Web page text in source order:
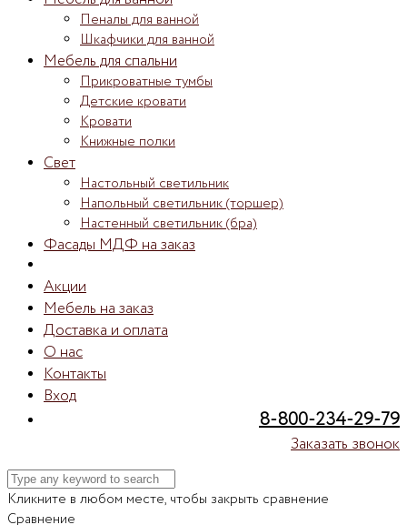
Пеналы для ванной
Шкафчики для ванной
Мебель для спальни
Прикроватные тумбы
Детские кровати
Кровати
Книжные полки
Свет
Настольный светильник
Напольный светильник (торшер)
Настенный светильник (бра)
Фасады МДФ на заказ
Акции
Мебель на заказ
Доставка и оплата
О нас
Контакты
Вход
8-800-234-29-79
Заказать звонок
Кликните в любом месте, чтобы закрыть сравнение
Сравнение